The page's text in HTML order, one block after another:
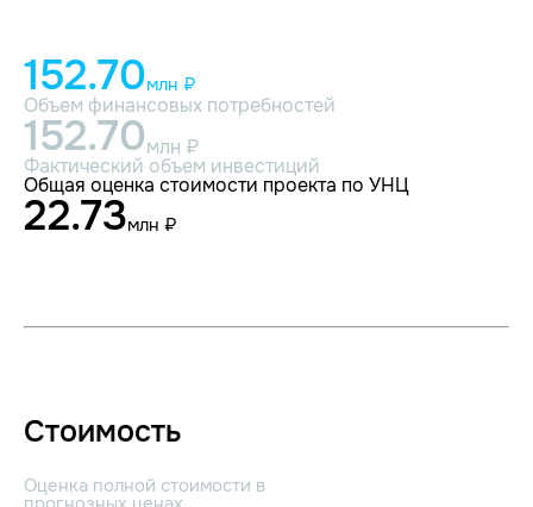
152.70млн ₽
Объем финансовых потребностей
152.70млн ₽
Фактический объем инвестиций
Общая оценка стоимости проекта по УНЦ
22.73млн ₽
Стоимость
Оценка полной стоимости в